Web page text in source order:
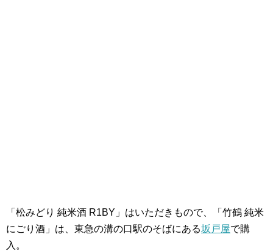
「松みどり 純米酒 R1BY」はいただきもので、「竹鶴 純米
にごり酒」は、東急の溝の口駅のそばにある坂戸屋で購
入。